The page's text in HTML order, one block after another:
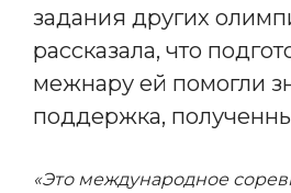
задания других
рассказала, что
межнару ей помогли
поддержка,
«Это международное